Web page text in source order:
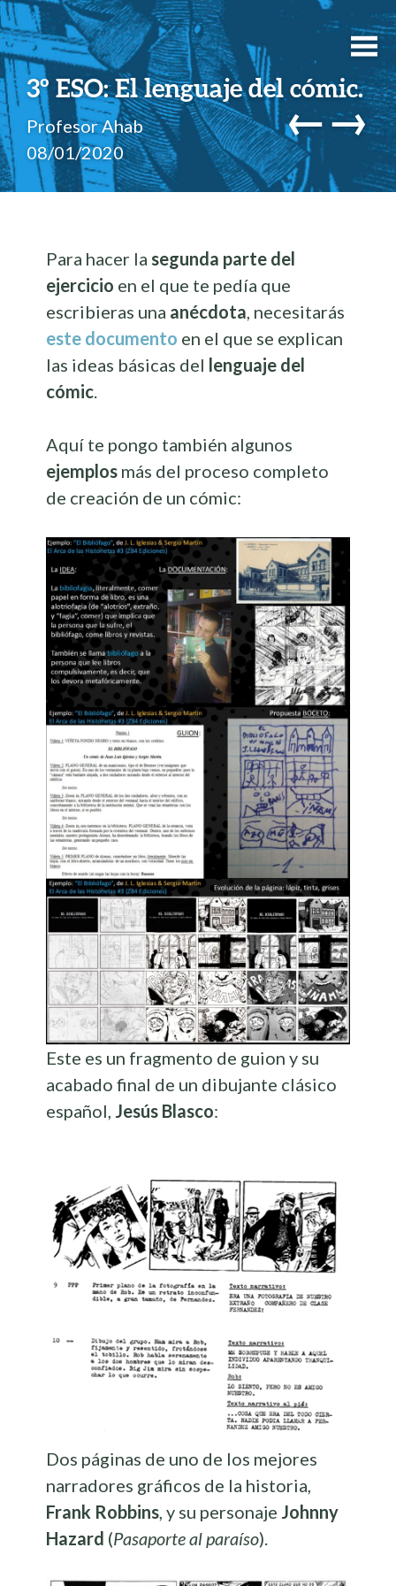
3º ESO: El lenguaje del cómic.
Profesor Ahab
08/01/2020
←→
Para hacer lasegunda parte del
ejercicio en el que te pedía que
escribieras una anécdota, necesitarás
este documento en el que se explican
las ideas básicas del lenguaje del
cómic.
Aquí te pongo también algunos
ejemplos más del proceso completo
de creación de un cómic:
Este es un fragmento de guion y su
acabado final de un dibujante clásico
español, Jesús Blasco:
Dos páginas de uno de los mejores
narradores gráficos de la historia,
Frank Robbins, y su personaje Johnny
Hazard (Pasaporte al paraíso).